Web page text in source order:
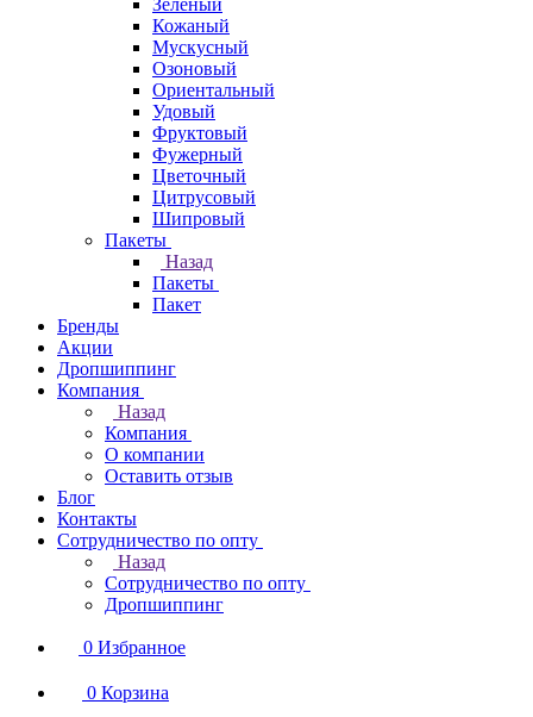
Зеленый
Кожаный
Мускусный
Озоновый
Ориентальный
Удовый
Фруктовый
Фужерный
Цветочный
Цитрусовый
Шипровый
Пакеты
Назад
Пакеты
Пакет
Бренды
Акции
Дропшиппинг
Компания
Назад
Компания
О компании
Оставить отзыв
Блог
Контакты
Сотрудничество по опту
Назад
Сотрудничество по опту
Дропшиппинг
0 Избранное
0 Корзина